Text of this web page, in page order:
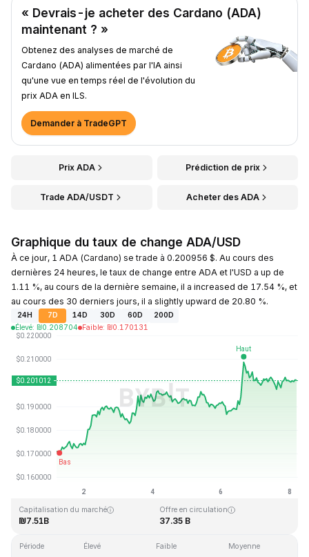
« Devrais-je acheter des Cardano (ADA)
maintenant ? »
Obtenez des analyses de marché de
Cardano (ADA) alimentées par l'IA ainsi
qu'une vue en temps réel de l'évolution du
prix ADA en ILS.
Demander à TradeGPT
Prix ADA Prédiction de prix
Trade ADA/USDT Acheter des ADA
Graphique du taux de change ADA/USD
À ce jour, 1 ADA (Cardano) se trade à 0.200956 $. Au cours des
dernières 24 heures, le taux de change entre ADA et l'USD a up de
1.11 %, au cours de la dernière semaine, il a increased de 17.54 %, et
au cours des 30 derniers jours, il a slightly upward de 20.80 %.
24H 7D 14D 30D 60D
200D
Élevé: ₪0.208704 Faible: ₪0.170131
Dernière mise à jour : 2026-08-08, 04:23 GMT+0
Plus haut niveau historique
Capitalisation du marché
₪7.51B
Offre en circulation
37.35 B
Période Élevé Faible Moyenne